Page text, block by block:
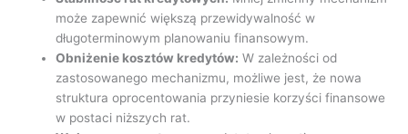
może zapewnić większą przewidywalność w
długoterminowym planowaniu finansowym.
Obniżenie kosztów kredytów: W zależności od
zastosowanego mechanizmu, możliwe jest, że nowa
struktura oprocentowania przyniesie korzyści finansowe
w postaci niższych rat.